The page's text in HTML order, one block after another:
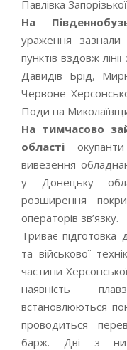
Павлівка
На
ураження
пунктів вздовж
Давидів Брід,
Червоне
Поди на
На тимчасово
області
вивезення
у Донецьку
розширення
операторів зв’язку.
Триває підготовка
та військової
частини
наявність
встановлюються
проводиться
барж. Дві з